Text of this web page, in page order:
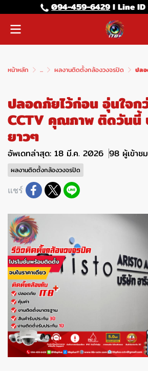
094-459-6429l Line
หน้าหลัก ... ผลงานติดตั้งกล้องวงจรปิด ปลอดภัยไว้
ปลอดภัยไว้ก่อน อุ่นใจก
CCTV คุณภาพ ติดวันนี้
ยาวๆ
อัพเดทล่าสุด: 18 มี.ค. 2026 98 ผู้เข้าชม
ผลงานติดตั้งกล้องวงจรปิด
แชร์